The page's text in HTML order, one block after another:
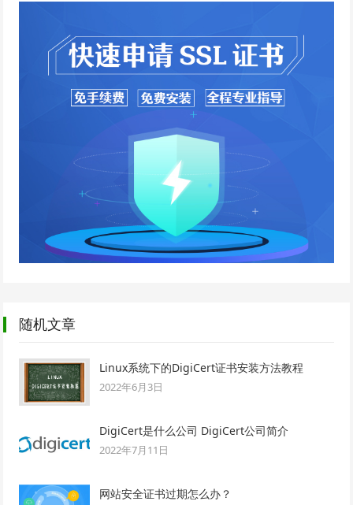
随机文章
Linux系统下的DigiCert证书安装方法教程
2022年6月3日
DigiCert是什么公司 DigiCert公司简介
2022年7月11日
网站安全证书过期怎么办？